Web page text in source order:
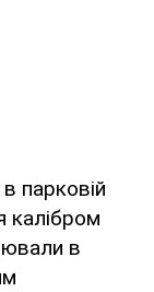
парковій
калібром
в